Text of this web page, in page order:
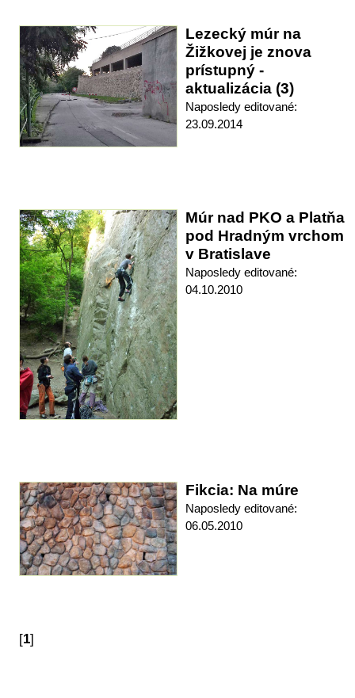
Lezecký múr na
Žižkovej je znova
prístupný -
aktualizácia (3)
Naposledy editované:
23.09.2014
Múr nad PKO a Platňa
pod Hradným vrchom
v Bratislave
Naposledy editované:
04.10.2010
Fikcia: Na múre
Naposledy editované:
06.05.2010
[1]